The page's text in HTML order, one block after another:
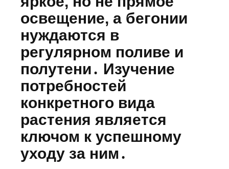
освещение, а бегонии
нуждаются в
регулярном поливе и
полутени․ Изучение
потребностей
конкретного вида
растения является
ключом к успешному
уходу за ним․